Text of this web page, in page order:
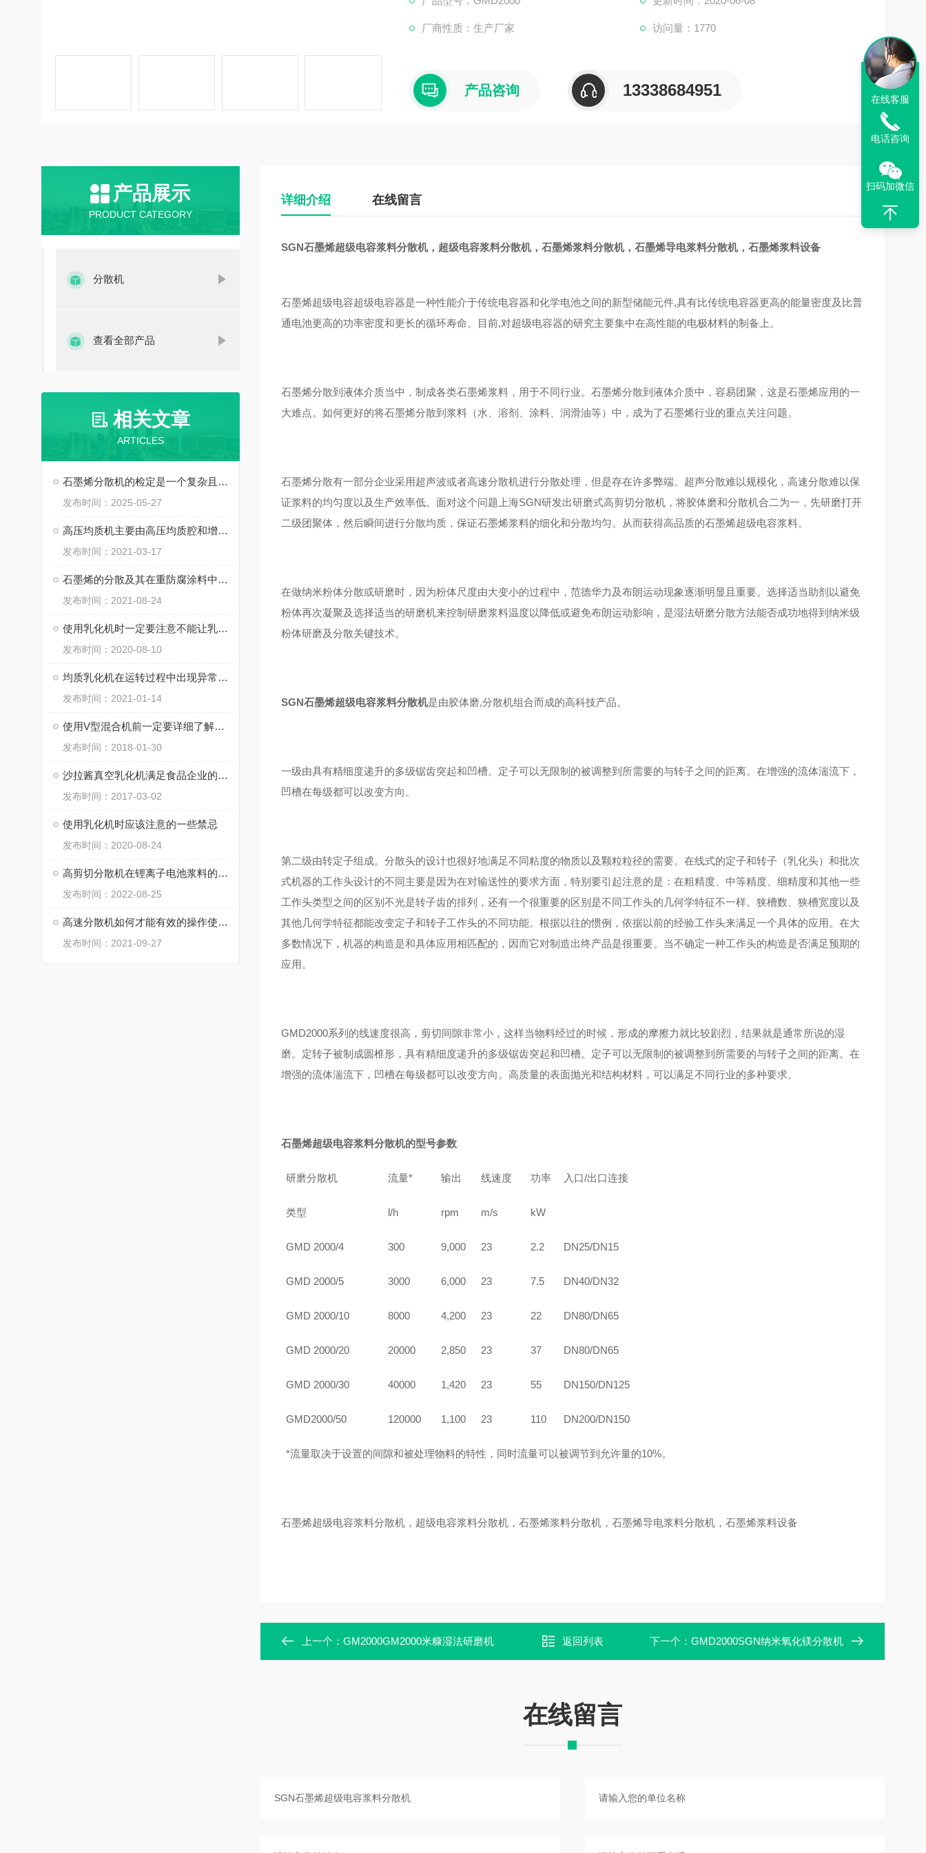
厂商性质：生产厂家 访问量：1770
产品咨询 13338684951
产品展示
PRODUCT CATEGORY
分散机
查看全部产品
相关文章
ARTICLES
石墨烯分散机的检定是一个复杂且专业的过程
发布时间：2025-05-27
高压均质机主要由高压均质腔和增压机构构成
发布时间：2021-03-17
石墨烯的分散及其在重防腐涂料中的应用
发布时间：2021-08-24
使用乳化机时一定要注意不能让乳化液泵换向
发布时间：2020-08-10
均质乳化机在运转过程中出现异常声音应立即停机检查
发布时间：2021-01-14
使用V型混合机前一定要详细了解操作规程
发布时间：2018-01-30
沙拉酱真空乳化机满足食品企业的生产需求
发布时间：2017-03-02
使用乳化机时应该注意的一些禁忌
发布时间：2020-08-24
高剪切分散机在锂离子电池浆料的制备过程中的关键性
发布时间：2022-08-25
高速分散机如何才能有效的操作使用？
发布时间：2021-09-27
详细介绍 在线留言
SGN石墨烯超级电容浆料分散机，超级电容浆料分散机，石墨烯浆料分散机，石墨烯导电浆料分散机，石墨烯浆料设备
石墨烯超级电容超级电容器是一种性能介于传统电容器和化学电池之间的新型储能元件,具有比传统电容器更高的能量密度及比普
通电池更高的功率密度和更长的循环寿命。目前,对超级电容器的研究主要集中在高性能的电极材料的制备上。
石墨烯分散到液体介质当中，制成各类石墨烯浆料，用于不同行业。石墨烯分散到液体介质中，容易团聚，这是石墨烯应用的一
大难点。如何更好的将石墨烯分散到浆料（水、溶剂、涂料、润滑油等）中，成为了石墨烯行业的重点关注问题。
石墨烯分散有一部分企业采用超声波或者高速分散机进行分散处理，但是存在许多弊端。超声分散难以规模化，高速分散难以保
证浆料的均匀度以及生产效率低。面对这个问题上海SGN研发出研磨式高剪切分散机，将胶体磨和分散机合二为一，先研磨打开
二级团聚体，然后瞬间进行分散均质，保证石墨烯浆料的细化和分散均匀。从而获得高品质的石墨烯超级电容浆料。
在做纳米粉体分散或研磨时，因为粉体尺度由大变小的过程中，范德华力及布朗运动现象逐渐明显且重要。选择适当助剂以避免
粉体再次凝聚及选择适当的研磨机来控制研磨浆料温度以降低或避免布朗运动影响，是湿法研磨分散方法能否成功地得到纳米级
粉体研磨及分散关键技术。
SGN石墨烯超级电容浆料分散机是由胶体磨,分散机组合而成的高科技产品。
一级由具有精细度递升的多级锯齿突起和凹槽。定子可以无限制的被调整到所需要的与转子之间的距离。在增强的流体湍流下，
凹槽在每级都可以改变方向。
第二级由转定子组成。分散头的设计也很好地满足不同粘度的物质以及颗粒粒径的需要。在线式的定子和转子（乳化头）和批次
式机器的工作头设计的不同主要是因为在对输送性的要求方面，特别要引起注意的是：在粗精度、中等精度、细精度和其他一些
工作头类型之间的区别不光是转子齿的排列，还有一个很重要的区别是不同工作头的几何学特征不一样。狭槽数、狭槽宽度以及
其他几何学特征都能改变定子和转子工作头的不同功能。根据以往的惯例，依据以前的经验工作头来满足一个具体的应用。在大
多数情况下，机器的构造是和具体应用相匹配的，因而它对制造出终产品是很重要。当不确定一种工作头的构造是否满足预期的
应用。
GMD2000系列的线速度很高，剪切间隙非常小，这样当物料经过的时候，形成的摩擦力就比较剧烈，结果就是通常所说的湿
磨。定转子被制成圆椎形，具有精细度递升的多级锯齿突起和凹槽。定子可以无限制的被调整到所需要的与转子之间的距离。在
增强的流体湍流下，凹槽在每级都可以改变方向。高质量的表面抛光和结构材料，可以满足不同行业的多种要求。
石墨烯超级电容浆料分散机的型号参数
研磨分散机 流量* 输出 线速度 功率 入口/出口连接
类型 l/h rpm m/s kW
GMD 2000/4 300 9,000 23 2.2 DN25/DN15
GMD 2000/5 3000 6,000 23 7.5 DN40/DN32
GMD 2000/10 8000 4,200 23 22 DN80/DN65
GMD 2000/20 20000 2,850 23 37 DN80/DN65
GMD 2000/30 40000 1,420 23 55 DN150/DN125
GMD2000/50 120000 1,100 23 110 DN200/DN150
*流量取决于设置的间隙和被处理物料的特性，同时流量可以被调节到允许量的10%。
石墨烯超级电容浆料分散机，超级电容浆料分散机，石墨烯浆料分散机，石墨烯导电浆料分散机，石墨烯浆料设备
上一个： GM2000GM2000米糠湿法研磨机 返回列表 下一个： GMD2000SGN纳米氧化镁分散机
在线留言
在线客服
电话咨询
扫码加微信